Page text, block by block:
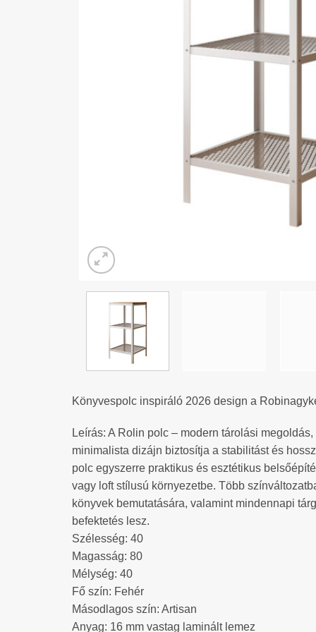
Könyvespolc inspiráló 2026 design a
Leírás: A Rolin polc – modern tárolási
minimalista dizájn biztosítja a stabilitást és
polc egyszerre praktikus és esztétikus
vagy loft stílusú környezetbe. Több
könyvek bemutatására, valamint mindennapi
befektetés lesz.
Szélesség: 40
Magasság: 80
Mélység: 40
Fő szín: Fehér
Másodlagos szín: Artisan
Anyag: 16 mm vastag laminált lemez